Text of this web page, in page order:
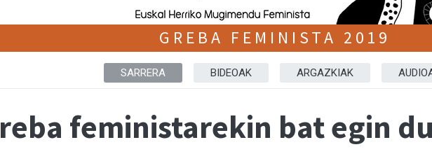
GREBA FEMINISTA 2019
SARRERA BIDEOAK ARGAZKIAK
feministarekin bat egin